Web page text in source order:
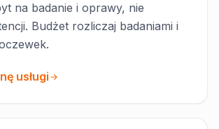
na badanie i oprawy, nie
Budżet rozliczaj badaniami i
usługi